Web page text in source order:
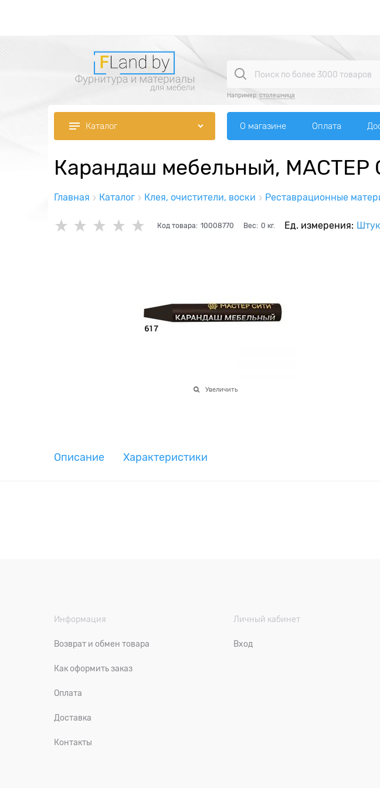
Например: столешница
Каталог О магазине Оплата
Карандаш мебельный, МАСТЕР
Главная Каталог Клея, очистители, воски Реставрационные
Код товара: 10008770 Вес: 0 кг. Ед. измерения:
Увеличить
Описание Характеристики
Информация
Возврат и обмен товара
Как оформить заказ
Оплата
Доставка
Контакты
Личный кабинет
Вход